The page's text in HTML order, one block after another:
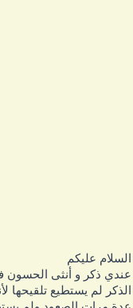
عليكم
ذكر و أنثى الحسون في
لم يستطيع تلقيحها